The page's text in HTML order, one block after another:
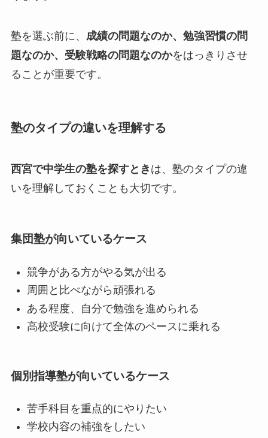
塾を選ぶ前に、 成績の問題なのか、勉強習慣の問
題なのか、受験戦略の問題なのかをはっきりさせ
ることが重要です。
塾のタイプの違いを理解する
西宮で中学生の塾を探すとき は、塾のタイプの違
いを理解しておくことも大切です。
集団塾が向いているケース
競争がある方がやる気が出る
周囲と比べながら頑張れる
ある程度、自分で勉強を進められる
高校受験に向けて全体のペースに乗れる
個別指導塾が向いているケース
苦手科目を重点的にやりたい
学校内容の補強をしたい